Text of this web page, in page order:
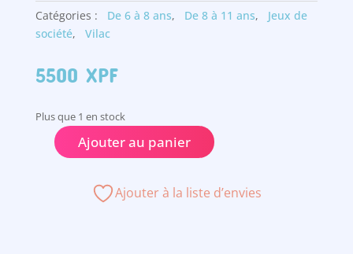
Catégories : De 6 à 8 ans, De 8 à 11 ans,
Jeux de
société, Vilac
5500 XPF
Plus que 1 en stock
quantitéAjouter au panier
Ajouter à la liste d’envies